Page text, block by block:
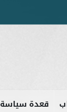
قعدة سياسة